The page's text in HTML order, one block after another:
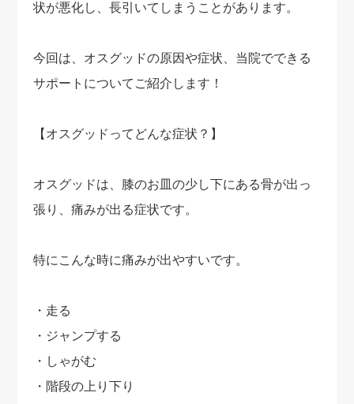
状が悪化し、長引いてしまうことがあります。
今回は、オスグッドの原因や症状、当院でできる
サポートについてご紹介します！
【オスグッドってどんな症状？】
オスグッドは、膝のお皿の少し下にある骨が出っ
張り、痛みが出る症状です。
特にこんな時に痛みが出やすいです。
・走る
・ジャンプする
・しゃがむ
・階段の上り下り